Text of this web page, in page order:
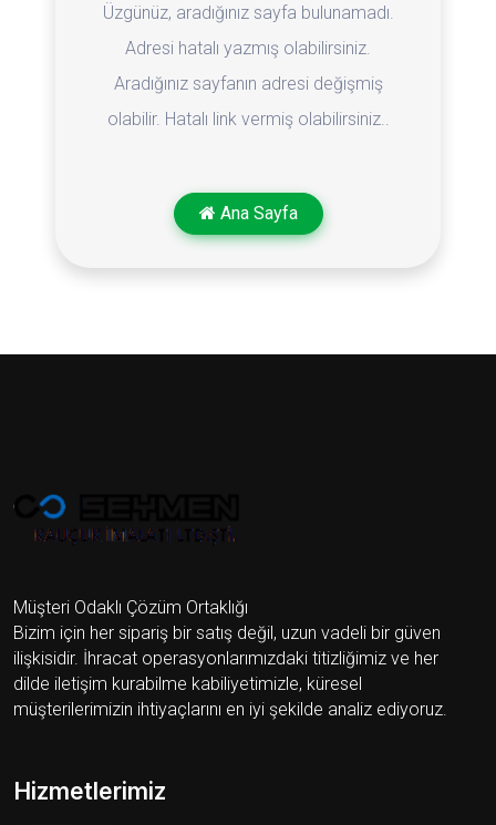
Üzgünüz, aradığınız sayfa bulunamadı.
Adresi hatalı yazmış olabilirsiniz.
Aradığınız sayfanın adresi değişmiş
olabilir. Hatalı link vermiş olabilirsiniz..
Ana Sayfa
Müşteri Odaklı Çözüm Ortaklığı
Bizim için her sipariş bir satış değil, uzun vadeli bir güven
ilişkisidir. İhracat operasyonlarımızdaki titizliğimiz ve her
dilde iletişim kurabilme kabiliyetimizle, küresel
müşterilerimizin ihtiyaçlarını en iyi şekilde analiz ediyoruz.
Hizmetlerimiz